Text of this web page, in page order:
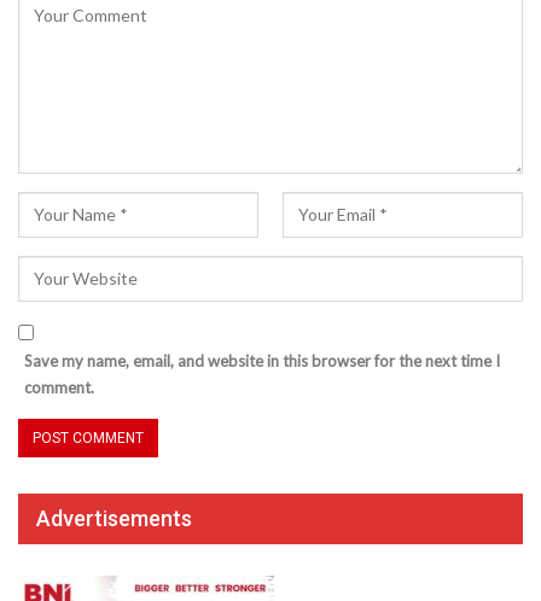
Save my name, email, and website in this browser for the next time I
comment.
Advertisements